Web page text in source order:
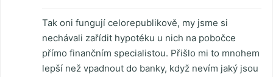
Tak oni fungují celorepublikově, my jsme si
nechávali zařídit hypotéku u nich na pobočce
přímo finančním specialistou. Přišlo mi to mnohem
lepší než vpadnout do banky, když nevím jaký jsou